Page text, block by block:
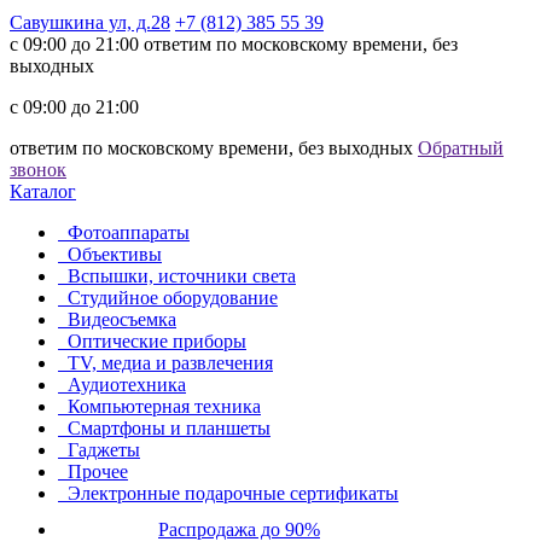
Савушкина ул, д.28 +7 (812) 385 55 39
c 09:00 до 21:00 ответим по московскому времени, без
выходных
c 09:00 до 21:00
ответим по московскому времени, без выходных Обратный
звонок
Каталог
Фотоаппараты
Объективы
Вспышки, источники света
Студийное оборудование
Видеосъемка
Оптические приборы
TV, медиа и развлечения
Аудиотехника
Компьютерная техника
Смартфоны и планшеты
Гаджеты
Прочее
Электронные подарочные сертификаты
Распродажа до 90%